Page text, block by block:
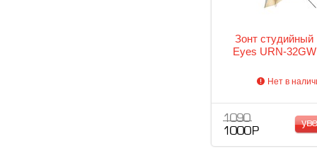
Зонт студийный
Eyes URN-
Нет в
1 090
1 000 Р